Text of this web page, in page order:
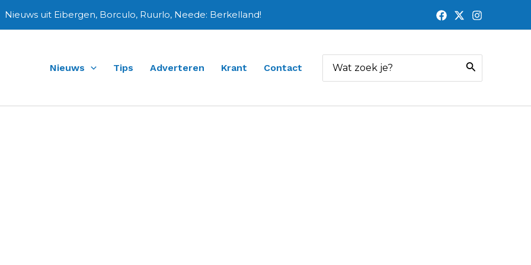
Nieuws uit Eibergen, Borculo, Ruurlo, Neede: Berkelland!
Nieuws Tips Adverteren Krant Contact
naar: